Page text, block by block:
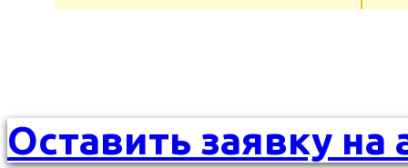
Оставить заявку на